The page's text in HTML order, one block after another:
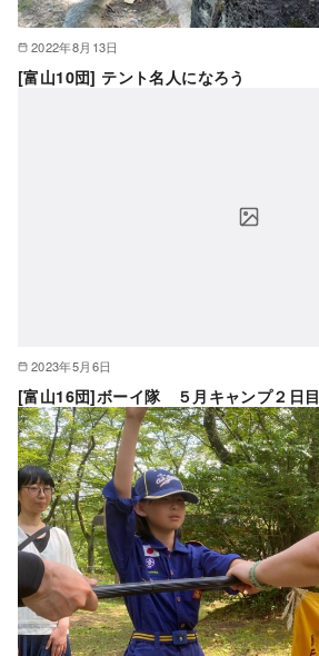
2022年8月13日
[富山10団] テント名人になろう
2023年5月6日
[富山16団]ボーイ隊 ５月キャンプ２日目